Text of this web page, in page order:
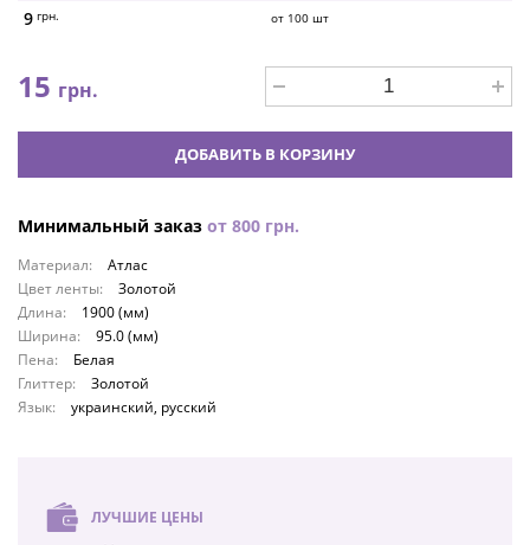
9 грн. от 100 шт
15 грн.
ДОБАВИТЬ В КОРЗИНУ
Минимальный заказ от 800 грн.
Материал:
Атлас
Цвет ленты:
Золотой
Длина:
1900 (мм)
Ширина:
95.0 (мм)
Пена:
Белая
Глиттер:
Золотой
Язык:
украинский, русский
ЛУЧШИЕ ЦЕНЫ